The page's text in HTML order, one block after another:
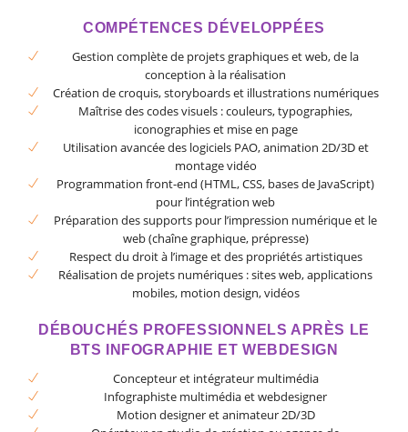
COMPÉTENCES DÉVELOPPÉES
Gestion complète de projets graphiques et web, de la
conception à la réalisation
Création de croquis, storyboards et illustrations numériques
Maîtrise des codes visuels : couleurs, typographies,
iconographies et mise en page
Utilisation avancée des logiciels PAO, animation 2D/3D et
montage vidéo
Programmation front-end (HTML, CSS, bases de JavaScript)
pour l’intégration web
Préparation des supports pour l’impression numérique et le
web (chaîne graphique, prépresse)
Respect du droit à l’image et des propriétés artistiques
Réalisation de projets numériques : sites web, applications
mobiles, motion design, vidéos
DÉBOUCHÉS PROFESSIONNELS APRÈS LE
BTS INFOGRAPHIE ET WEBDESIGN
Concepteur et intégrateur multimédia
Infographiste multimédia et webdesigner
Motion designer et animateur 2D/3D